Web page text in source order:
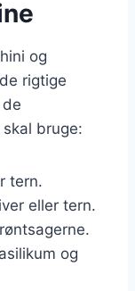
og
rigtige
bruge:
tern.
eller tern.
og